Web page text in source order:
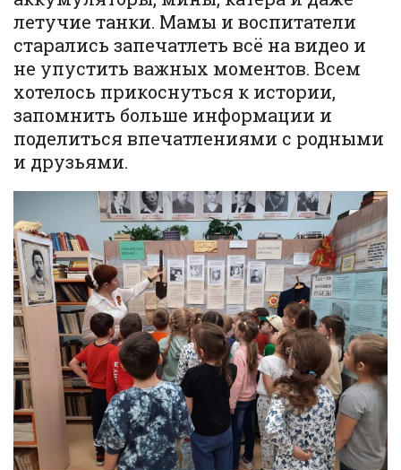
летучие танки. Мамы и воспитатели
старались запечатлеть всё на видео и
не упустить важных моментов. Всем
хотелось прикоснуться к истории,
запомнить больше информации и
поделиться впечатлениями с родными
и друзьями.